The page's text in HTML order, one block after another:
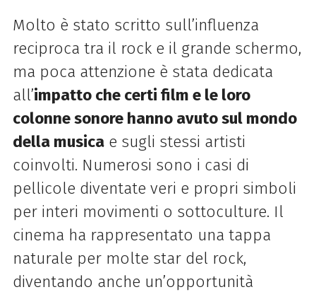
Molto è stato scritto sull’influenza
reciproca tra il rock e il grande schermo,
ma poca attenzione è stata dedicata
all’impatto che certi film e le loro
colonne sonore hanno avuto sul mondo
della musicae sugli stessi artisti
coinvolti. Numerosi sono i casi di
pellicole diventate veri e propri simboli
per interi movimenti o sottoculture. Il
cinema ha rappresentato una tappa
naturale per molte star del rock,
diventando anche un’opportunità